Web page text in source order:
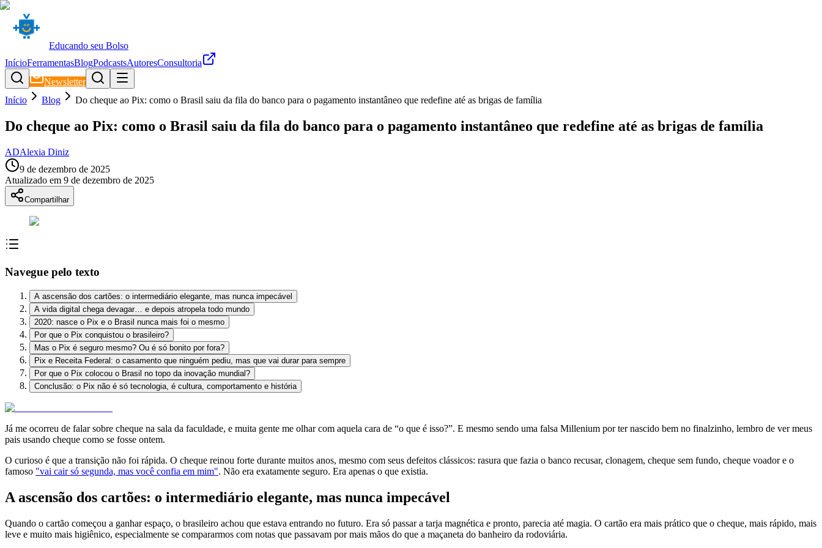
Educando seu Bolso
InícioFerramentasBlogPodcastsAutoresConsultoria
Newsletter
Início
Blog Do cheque ao Pix: como o Brasil saiu da fila do banco para o pagamento instantâneo que redefine até as brigas de família
Do cheque ao Pix: como o Brasil saiu da fila do banco para o pagamento instantâneo que redefine até as brigas de família
ADAlexia Diniz
9 de dezembro de 2025
Atualizado em 9 de dezembro de 2025
Compartilhar
Navegue pelo texto
A ascensão dos cartões: o intermediário elegante, mas nunca impecável
A vida digital chega devagar… e depois atropela todo mundo
2020: nasce o Pix e o Brasil nunca mais foi o mesmo
Por que o Pix conquistou o brasileiro?
Mas o Pix é seguro mesmo? Ou é só bonito por fora?
Pix e Receita Federal: o casamento que ninguém pediu, mas que vai durar para sempre
Por que o Pix colocou o Brasil no topo da inovação mundial?
Conclusão: o Pix não é só tecnologia, é cultura, comportamento e história
Já me ocorreu de falar sobre cheque na sala da faculdade, e muita gente me olhar com aquela cara de “o que é isso?”. E mesmo sendo uma falsa Millenium por ter nascido bem no finalzinho, lembro de ver meus
pais usando cheque como se fosse ontem.
O curioso é que a transição não foi rápida. O cheque reinou forte durante muitos anos, mesmo com seus defeitos clássicos: rasura que fazia o banco recusar, clonagem, cheque sem fundo, cheque voador e o
famoso "vai cair só segunda, mas você confia em mim". Não era exatamente seguro. Era apenas o que existia.
A ascensão dos cartões: o intermediário elegante, mas nunca impecável
Quando o cartão começou a ganhar espaço, o brasileiro achou que estava entrando no futuro. Era só passar a tarja magnética e pronto, parecia até magia. O cartão era mais prático que o cheque, mais rápido, mais
leve e muito mais higiênico, especialmente se compararmos com notas que passavam por mais mãos do que a maçaneta do banheiro da rodoviária.